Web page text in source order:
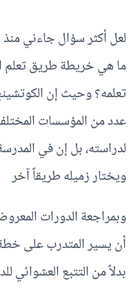
لعل أكثر سؤال جاءني
ما هي خريطة طريق تعلم
تعلمه؟ وحيث إن
عدد من المؤسسات
لدراسته، بل إن في
ويختار زميله طريقاً آخر
وبمراجعة الدورات
أن يسير المتدرب على
بدلاً من التتبع العشوائي